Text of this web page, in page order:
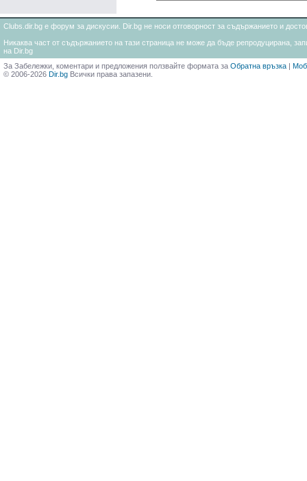
Clubs.dir.bg е форум за дискусии. Dir.bg не носи отговорност за съдържанието и
Никаква част от съдържанието на тази страница не може да бъде репродуцирана,
на Dir.bg
За Забележки, коментари и предложения ползвайте формата за Обратна връзка |
© 2006-2026 Dir.bg Всички права запазени.